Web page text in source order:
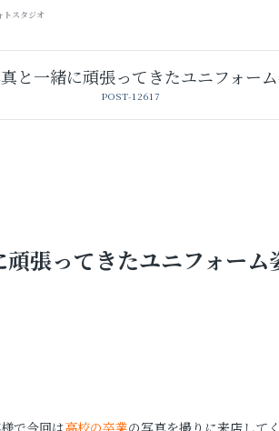
トスタジオ
と一緒に頑張ってきたユニフォー
POST-12617
張ってきたユニフォーム
で今回は高校の卒業の写真を撮りに来店して